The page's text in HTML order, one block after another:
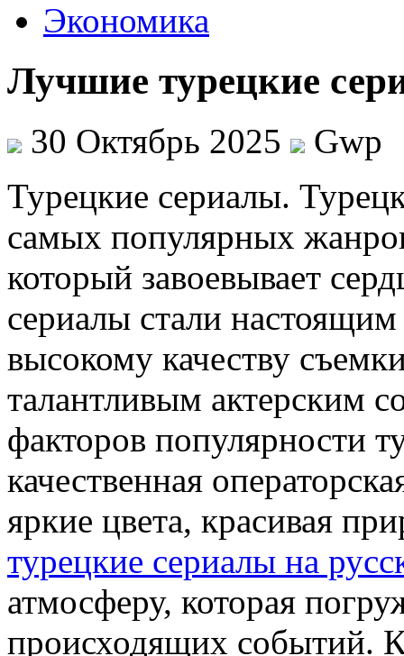
Экономика
Лучшие турецкие
30 Октябрь 2025
Gwp
Турeцкиe сeриaлы.
самых популярных
который завоевывает
сериалы стали
высокому качеству
талантливым актерским
факторов популярности
качественная
яркие цвета, красивая
турецкие сериалы на
атмосферу, которая
происходящих событий.